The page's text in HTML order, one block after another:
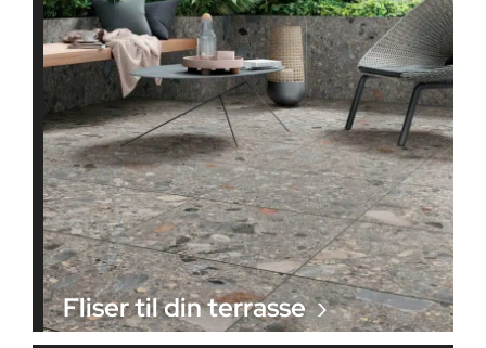
Fliser til din terrasse